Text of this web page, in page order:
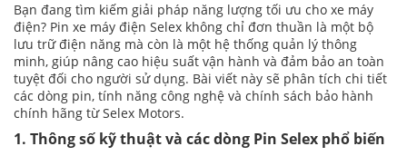
Bạn đang tìm kiếm giải pháp năng lượng tối ưu cho xe máy
điện? Pin xe máy điện Selex không chỉ đơn thuần là một bộ
lưu trữ điện năng mà còn là một hệ thống quản lý thông
minh, giúp nâng cao hiệu suất vận hành và đảm bảo an toàn
tuyệt đối cho người sử dụng. Bài viết này sẽ phân tích chi tiết
các dòng pin, tính năng công nghệ và chính sách bảo hành
chính hãng từ Selex Motors.
1. Thông số kỹ thuật và các dòng Pin Selex phổ biến